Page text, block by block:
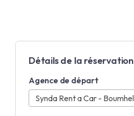
Langue
Arabe
Anglais
Détails de la réservation
Agence de départ